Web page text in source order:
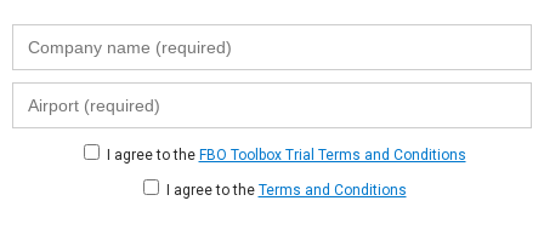
I agree to the FBO Toolbox Trial Terms and Conditions
I agree to the Terms and Conditions